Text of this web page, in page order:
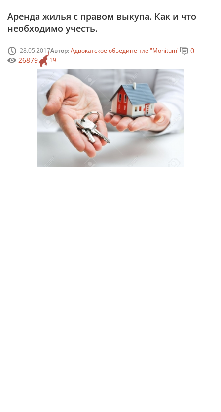
Аренда жилья с правом выкупа. Как и что
необходимо учесть.
28.05.2017Автор:Адвокатское обьединение "Monitum"
19
0
26879